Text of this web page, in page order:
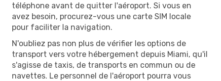
téléphone avant de quitter l'aéroport. Si vous en
avez besoin, procurez-vous une carte SIM locale
pour faciliter la navigation.
N'oubliez pas non plus de vérifier les options de
transport vers votre hébergement depuis Miami, qu'il
s'agisse de taxis, de transports en commun ou de
navettes. Le personnel de l'aéroport pourra vous